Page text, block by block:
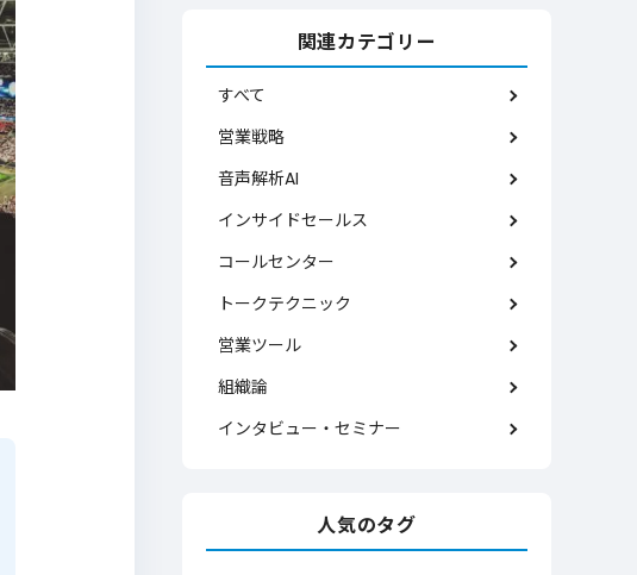
関連カテゴリー
すべて
営業戦略
音声解析AI
インサイドセールス
コールセンター
トークテクニック
営業ツール
組織論
インタビュー・セミナー
人気のタグ